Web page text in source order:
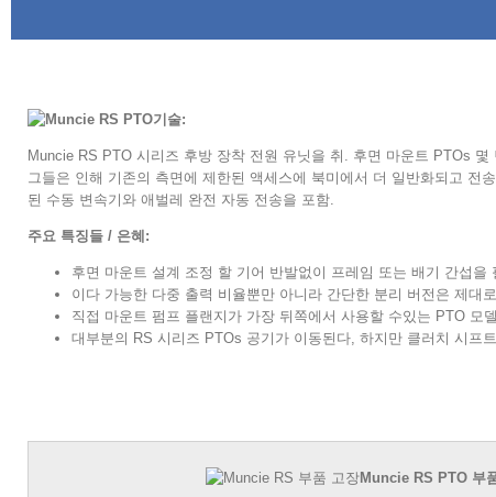
기술:
Muncie RS PTO 시리즈 후방 장착 전원 유닛을 취. 후면 마운트 PTOs
그들은 인해 기존의 측면에 제한된 액세스에 북미에서 더 일반화되고
된 수동 변속기와 애벌레 완전 자동 전송을 포함.
주요 특징들 / 은혜:
후면 마운트 설계 조정 할 기어 반발없이 프레임 또는 배기 간섭을
이다 가능한 다중 출력 비율뿐만 아니라 간단한 분리 버전은 제대
직접 마운트 펌프 플랜지가 가장 뒤쪽에서 사용할 수있는 PTO 모
대부분의 RS 시리즈 PTOs 공기가 이동된다, 하지만 클러치 시프
Muncie RS PTO 부